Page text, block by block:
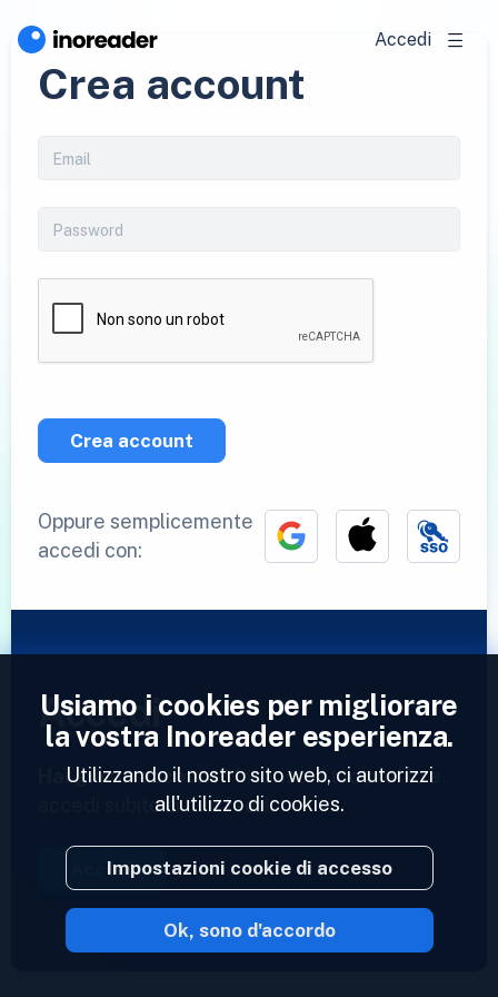
Accedi
Crea account
Crea account
Oppure semplicemente
accedi con:
Accedi
Hai già un account?Inserisci il tuo profilo e
accedi subito ai tuoi feed.
Accedi
2023 © Inoreader
Usiamo i cookies per migliorare
la vostra Inoreader esperienza.
Utilizzando il nostro sito web, ci autorizzi
all'utilizzo di cookies.
Impostazioni cookie di accesso
Ok, sono d'accordo